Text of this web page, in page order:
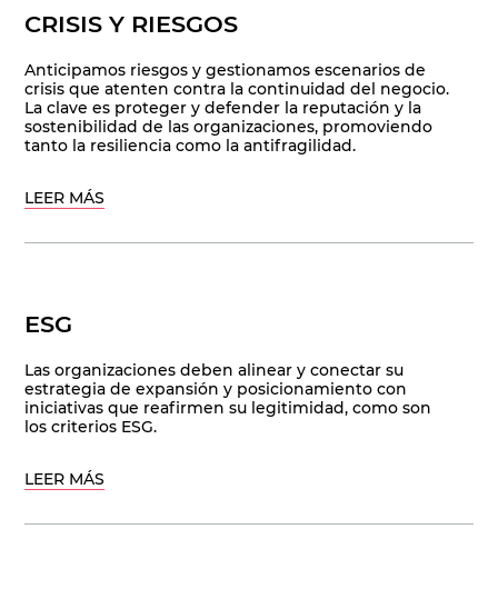
CRISIS Y RIESGOS
Anticipamos riesgos y gestionamos escenarios de
crisis que atenten contra la continuidad del negocio.
La clave es proteger y defender la reputación y la
sostenibilidad de las organizaciones, promoviendo
tanto la resiliencia como la antifragilidad.
LEER MÁS
ESG
Las organizaciones deben alinear y conectar su
estrategia de expansión y posicionamiento con
iniciativas que reafirmen su legitimidad, como son
los criterios ESG.
LEER MÁS